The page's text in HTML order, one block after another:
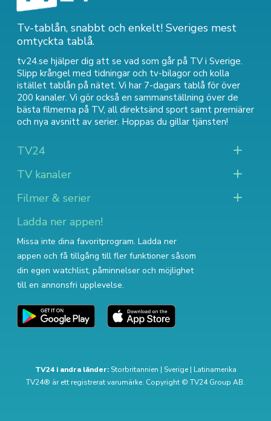
Tv-tablån, snabbt och enkelt! Sveriges mest
omtyckta tablå.
tv24.se hjälper dig att se vad som går på TV i Sverige.
Slipp krångel med tidningar och tv-bilagor och kolla
istället tablån på nätet. Vi har 7-dagars tablå för över
200 kanaler. Vi gör också en sammanställning över de
bästa filmerna på TV, all direktsänd sport samt premiärer
och nya avsnitt av serier. Hoppas du gillar tjänsten!
TV24
TV kanaler
Filmer & serier
Ladda ner appen!
Missa inte dina favoritprogram. Ladda ner
appen och få tillgång till fler funktioner såsom
din egen watchlist, påminnelser och möjlighet
till en annonsfri upplevelse.
TV24 i andra länder: Storbritannien | Sverige| Latinamerika
TV24® är ett registrerat varumärke. Copyright © TV24 Group AB.